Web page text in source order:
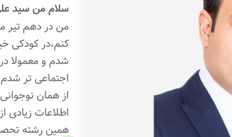
سلام من سید
کنم،در کودکی
شدم و معمولا
اجتماعی تر
از همان
اطلاعات زیادی
همین رشته